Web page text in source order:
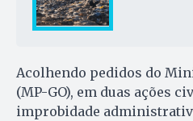
Acolhendo pedidos do
(MP-GO), em duas ações
improbidade